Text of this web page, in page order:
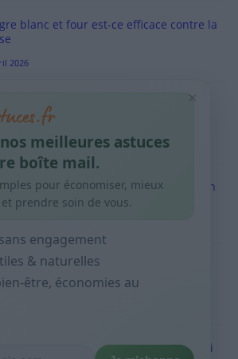
blanc et four est-ce efficace contre la
2026
pigmentaires : routine simple +
qui aident
2026
ménagers : comment économiser en
sans acheter 10 sprays
mensuel : méthode rapide pour
son salaire dès le jour de paie
10 minutes par jour est-ce utile et quoi
×
meilleures astuces
boîte mail.
pour économiser, mieux
prendre soin de vous.
engagement
& naturelles
être, économies au